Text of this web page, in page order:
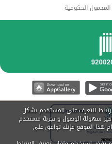
الحكومية
للتعرف على المستخدم بشكل
سهولة الوصول و تجربة مستخدم
هذا الموقع فإنك توافق على